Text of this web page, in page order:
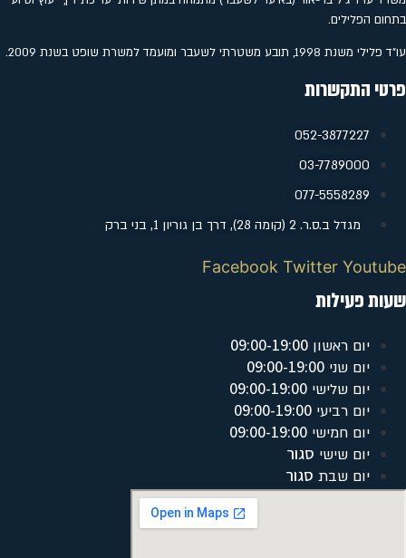
בתחום הפלילים.
עו"ד פלילי משנת 1998, תובע משטרתי לשעבר ומועמד למשרת שופט בשנת 2009.
פרטי התקשרות
052-3877227
‭03-7789000
077-5558289
מגדל ב.ס.ר. 2 (קומה 28), דרך בן גוריון 1, בני ברק
Facebook Twitter Youtube
שעות פעילות
יום ראשון 09:00-19:00
יום שני 09:00-19:00
יום שלישי 09:00-19:00
יום רביעי 09:00-19:00
יום חמישי 09:00-19:00
יום שישי סגור
יום שבת סגור